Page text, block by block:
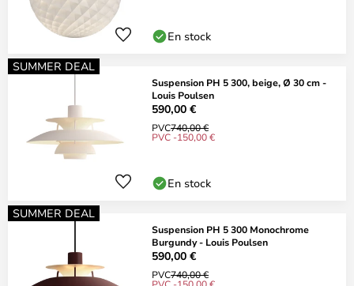
En stock
SUMMER DEAL
Suspension PH 5 300, beige, Ø 30 cm -
Louis Poulsen
590,00 €
PVC740,00 €
PVC -150,00 €
En stock
SUMMER DEAL
Suspension PH 5 300 Monochrome
Burgundy - Louis Poulsen
590,00 €
PVC740,00 €